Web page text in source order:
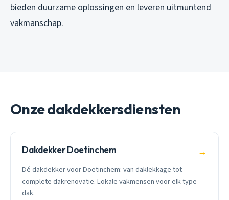
bieden duurzame oplossingen en leveren uitmuntend
vakmanschap.
Onze dakdekkersdiensten
Dakdekker Doetinchem →
Dé dakdekker voor Doetinchem: van daklekkage tot
complete dakrenovatie. Lokale vakmensen voor elk type
dak.